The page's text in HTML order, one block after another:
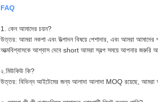
FAQ
1. কেন আমাদের চয়ন?
উত্তর: আমরা নকশা এবং উত্পাদন বিষয়ে পেশাদার, এবং আমরা আমাদের
আত্মবিশ্বাসকে আশ্বাস দেবে short আমরা স্বল্প সময়ে আপনার জরুরি
২.মিউকিউ কি?
উত্তর: বিভিন্ন আইটেমের জন্য আলাদা আলাদা MOQ রয়েছে, আমরা